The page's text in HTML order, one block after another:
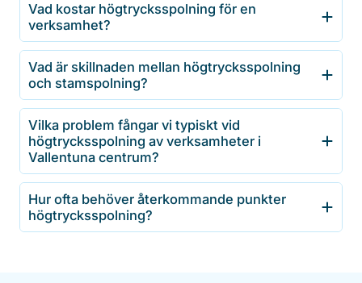
Vad kostar högtrycksspolning för en
verksamhet?
Vad är skillnaden mellan högtrycksspolning
och stamspolning?
Vilka problem fångar vi typiskt vid
högtrycksspolning av verksamheter i
Vallentuna centrum?
Hur ofta behöver återkommande punkter
högtrycksspolning?